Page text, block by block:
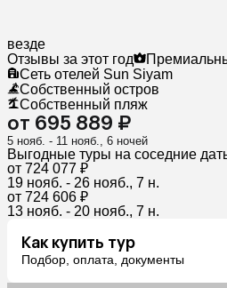
везде
Отзывы за этот год
Сеть отелей Sun Siyam
Собственный остров
Собственный пляж
от 695 889 ₽
5 нояб. - 11 нояб., 6 ночей
Выгодные туры на соседние
от 724 077 ₽
19 нояб. - 26 нояб., 7 н.
от 724 606 ₽
13 нояб. - 20 нояб., 7 н.
Как купить тур
Подбор, оплата, документы